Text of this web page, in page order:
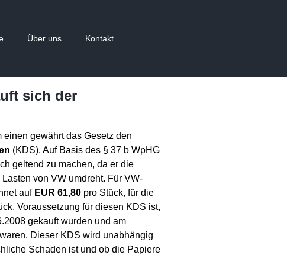
Über uns Kontakt
sich der
gewährt das Gesetz den
(KDS). Auf Basis des § 37 b WpHG
geltend zu machen, da er die
von VW umdreht. Für VW-
auf EUR 61,80 pro Stück, für die
Voraussetzung für diesen KDS ist,
gekauft wurden und am
Dieser KDS wird unabhängig
Schaden ist und ob die Papiere